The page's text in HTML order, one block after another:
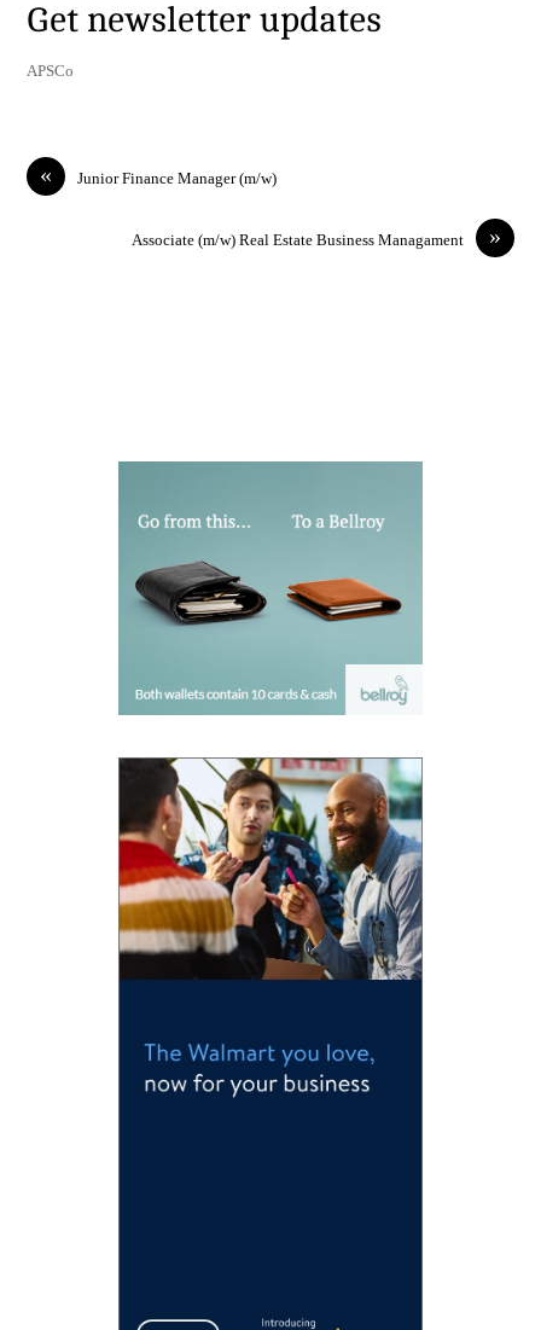
Get newsletter updates
APSCo
« Junior Finance Manager (m/w)
»
Associate (m/w) Real Estate Business Managament